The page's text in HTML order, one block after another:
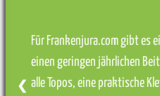
Für Frankenjura.com gibt es
einen geringen jährlichen
alle Topos, eine praktische
❮